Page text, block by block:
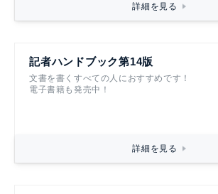
詳細を見る
記者ハンドブック第14版
文書を書くすべての人におすすめです！
電子書籍も発売中！
詳細を見る